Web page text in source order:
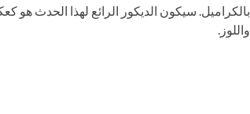
بالكراميل. سيكون الديكور الرائع لهذا الحدث هو
واللوز.